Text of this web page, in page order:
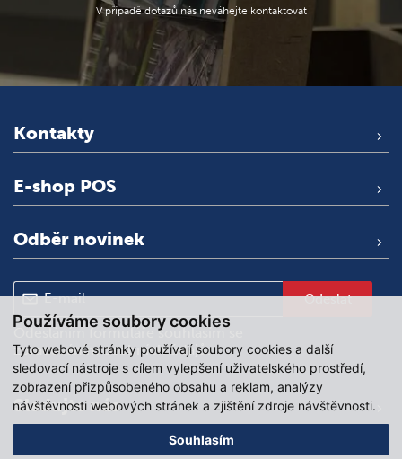
Používáme soubory cookies
Tyto webové stránky používají soubory cookies a další
sledovací nástroje s cílem vylepšení uživatelského prostředí,
zobrazení přizpůsobeného obsahu a reklam, analýzy
návštěvnosti webových stránek a zjištění zdroje návštěvnosti.
Souhlasím
V případě dotazů nás neváhejte kontaktovat
Kontakty
E-shop POS
Odběr novinek
Odeslat
Odesláním formuláře souhlasím se
zpracováním osobních údajů.
Sledujte nás